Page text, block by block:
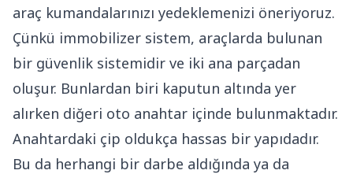
araç kumandalarınızı yedeklemenizi öneriyoruz.
Çünkü immobilizer sistem, araçlarda bulunan
bir güvenlik sistemidir ve iki ana parçadan
oluşur. Bunlardan biri kaputun altında yer
alırken diğeri oto anahtar içinde bulunmaktadır.
Anahtardaki çip oldukça hassas bir yapıdadır.
Bu da herhangi bir darbe aldığında ya da